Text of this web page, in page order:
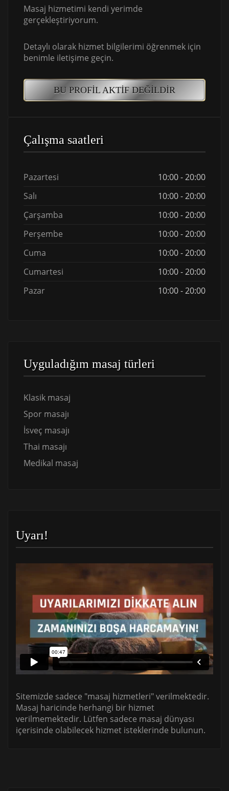
Masaj hizmetimi kendi yerimde
gerçekleştiriyorum.
Detaylı olarak hizmet bilgilerimi öğrenmek için
benimle iletişime geçin.
BU PROFIL AKTIF DEĞILDIR
Çalışma saatleri
Pazartesi
10:00 - 20:00
Salı
10:00 - 20:00
Çarşamba
10:00 - 20:00
Perşembe
10:00 - 20:00
Cuma
10:00 - 20:00
Cumartesi
10:00 - 20:00
Pazar
10:00 - 20:00
Uyguladığım masaj türleri
Klasik masaj
Spor masajı
İsveç masajı
Thai masajı
Medikal masaj
Uyarı!
Sitemizde sadece "masaj hizmetleri" verilmektedir.
Masaj haricinde herhangi bir hizmet
verilmemektedir. Lütfen sadece masaj dünyası
içerisinde olabilecek hizmet isteklerinde bulunun.